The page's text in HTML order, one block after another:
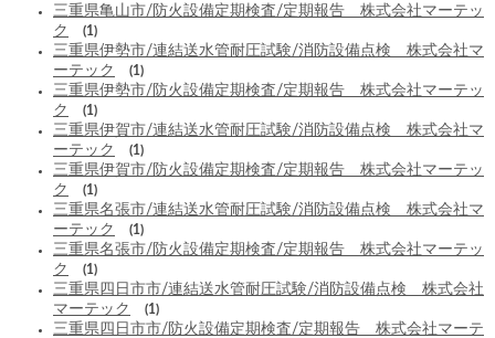
三重県亀山市/防火設備定期検査/定期報告 株式会社マーテッ
ク
(1)
三重県伊勢市/連結送水管耐圧試験/消防設備点検 株式会社マ
ーテック
(1)
三重県伊勢市/防火設備定期検査/定期報告 株式会社マーテッ
ク
(1)
三重県伊賀市/連結送水管耐圧試験/消防設備点検 株式会社マ
ーテック
(1)
三重県伊賀市/防火設備定期検査/定期報告 株式会社マーテッ
ク
(1)
三重県名張市/連結送水管耐圧試験/消防設備点検 株式会社マ
ーテック
(1)
三重県名張市/防火設備定期検査/定期報告 株式会社マーテッ
ク
(1)
三重県四日市市/連結送水管耐圧試験/消防設備点検 株式会社
マーテック
(1)
三重県四日市市/防火設備定期検査/定期報告 株式会社マーテ